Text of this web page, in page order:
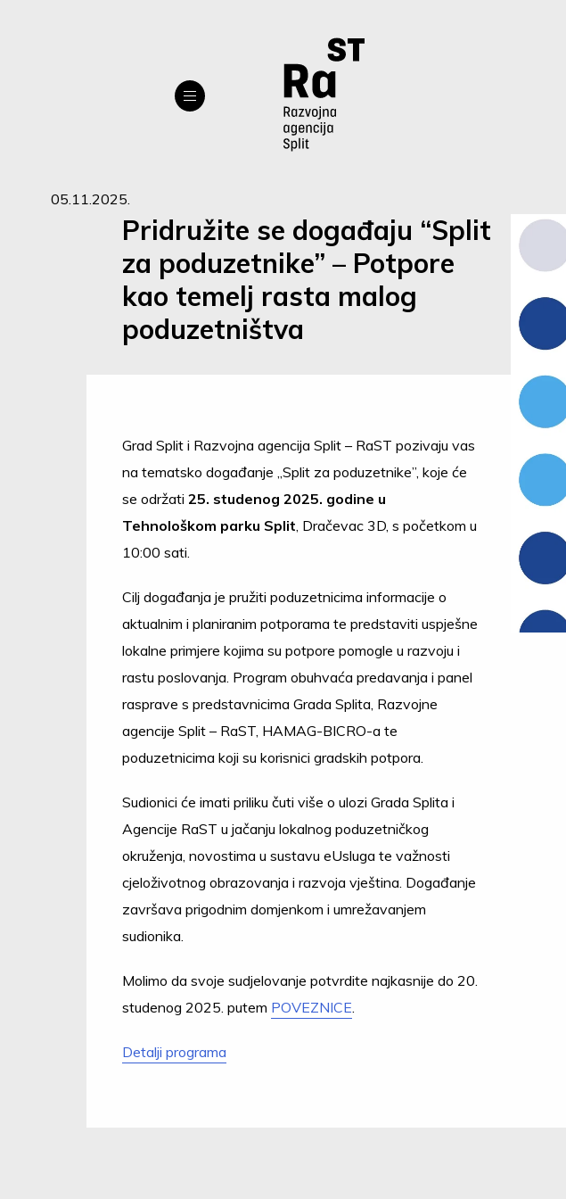
05.11.2025.
Pridružite se događaju “Split
za poduzetnike” – Potpore
kao temelj rasta malog
poduzetništva
Grad Split i Razvojna agencija Split – RaST pozivaju vas
na tematsko događanje „Split za poduzetnike”, koje će
se održati 25. studenog 2025. godine u
Tehnološkom parku Split, Dračevac 3D, s početkom u
10:00 sati.
Cilj događanja je pružiti poduzetnicima informacije o
aktualnim i planiranim potporama te predstaviti uspješne
lokalne primjere kojima su potpore pomogle u razvoju i
rastu poslovanja. Program obuhvaća predavanja i panel
rasprave s predstavnicima Grada Splita, Razvojne
agencije Split – RaST, HAMAG-BICRO-a te
poduzetnicima koji su korisnici gradskih potpora.
Sudionici će imati priliku čuti više o ulozi Grada Splita i
Agencije RaST u jačanju lokalnog poduzetničkog
okruženja, novostima u sustavu eUsluga te važnosti
cjeloživotnog obrazovanja i razvoja vještina. Događanje
završava prigodnim domjenkom i umrežavanjem
sudionika.
Molimo da svoje sudjelovanje potvrdite najkasnije do 20.
studenog 2025. putem POVEZNICE.
Detalji programa